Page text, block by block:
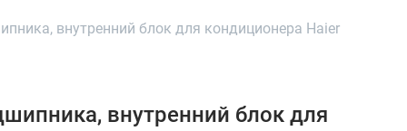
Выходные:
шоссе 130, корп.
внутренний блок для кондиционера Haier
внутренний блок для